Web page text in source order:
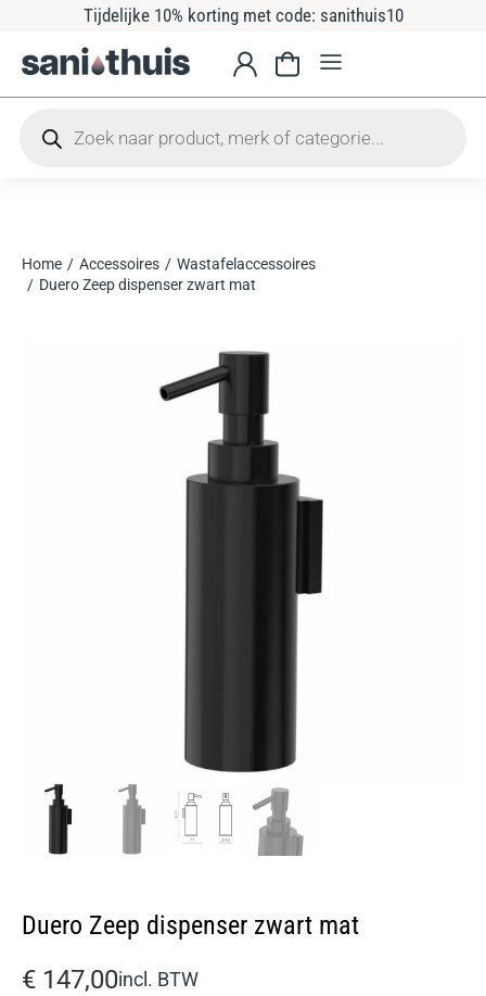
Tijdelijke 10% korting met code: sanithuis10
Je bent hier:
Home Accessoires
Wastafelaccessoires
Duero Zeep dispenser zwart mat
Duero Zeep dispenser zwart mat
€ 147,00incl. BTW